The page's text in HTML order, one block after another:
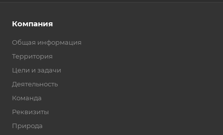
Компания
Общая информация
Территория
Цели и задачи
Деятельность
Команда
Реквизиты
Природа